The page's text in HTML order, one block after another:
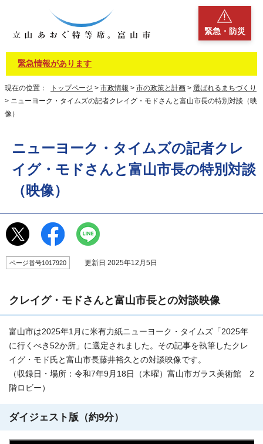
緊急・防災
緊急情報があります
現在の位置： トップページ > 市政情報 > 市の政策と計画 > 選ばれるまちづくり
> ニューヨーク・タイムズの記者クレイグ・モドさんと富山市長の特別対談（映
像）
ニューヨーク・タイムズの記者クレ
イグ・モドさんと富山市長の特別対談
（映像）
ページ番号1017920 更新日 2025年12月5日
クレイグ・モドさんと富山市長との対談映像
富山市は2025年1月に米有力紙ニューヨーク・タイムズ「2025年
に行くべき52か所」に選定されました。その記事を執筆したクレ
イグ・モド氏と富山市長藤井裕久との対談映像です。
（収録日・場所：令和7年9月18日（木曜）富山市ガラス美術館 2
階ロビー）
ダイジェスト版（約9分）